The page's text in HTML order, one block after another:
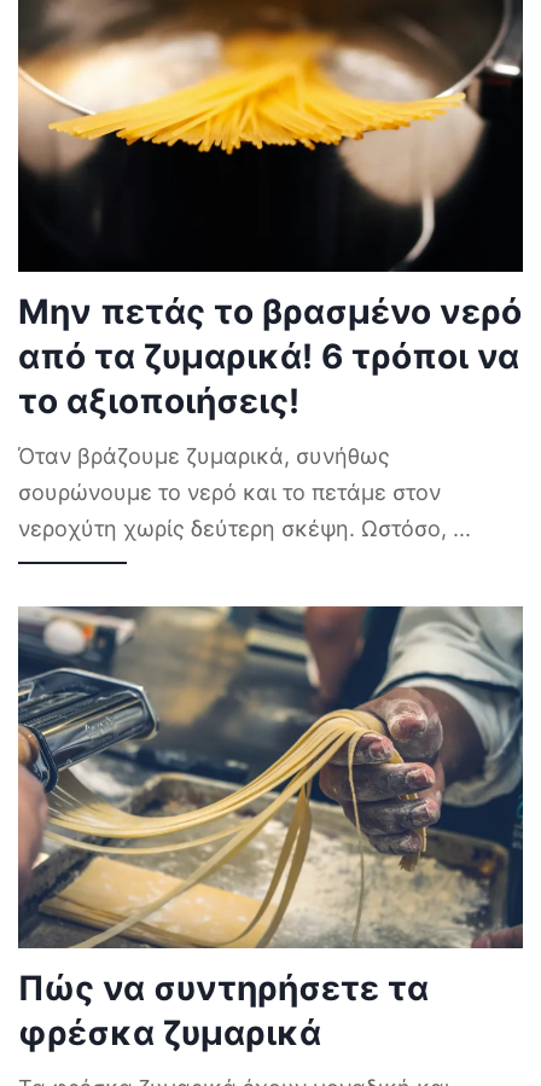
Μην πετάς το βρασμένο νερό
από τα ζυμαρικά! 6 τρόποι να
το αξιοποιήσεις!
Όταν βράζουμε ζυμαρικά, συνήθως
σουρώνουμε το νερό και το πετάμε στον
νεροχύτη χωρίς δεύτερη σκέψη. Ωστόσο, ...
Πώς να συντηρήσετε τα
φρέσκα ζυμαρικά